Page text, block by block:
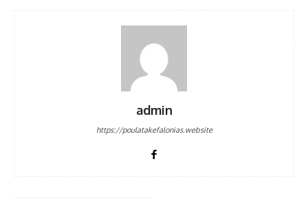
admin
https://poulatakefalonias.website